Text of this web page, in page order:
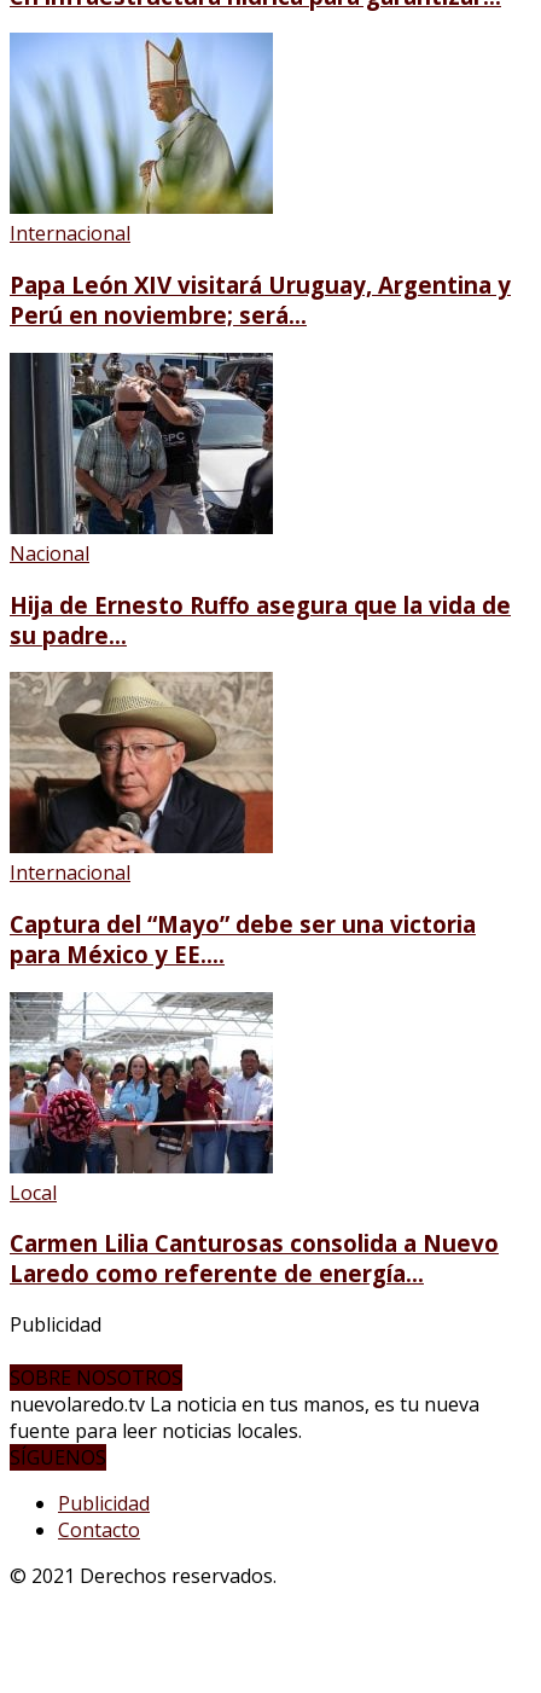
Internacional
Papa León XIV visitará Uruguay, Argentina y
Perú en noviembre; será...
Nacional
Hija de Ernesto Ruffo asegura que la vida de
su padre...
Internacional
Captura del “Mayo” debe ser una victoria
para México y EE....
Local
Carmen Lilia Canturosas consolida a Nuevo
Laredo como referente de energía...
Publicidad
SOBRE NOSOTROS
nuevolaredo.tv La noticia en tus manos, es tu nueva
fuente para leer noticias locales.
SÍGUENOS
Publicidad
Contacto
© 2021 Derechos reservados.